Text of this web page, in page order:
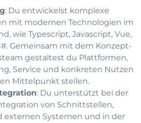
: Du entwickelst komplexe
mit modernen Technologien im
wie Typescript, Javascript, Vue,
Gemeinsam mit dem Konzept-
gestaltest du Plattformen,
Service und konkreten Nutzen
Mittelpunkt stellen.
: Du unterstützt bei der
von Schnittstellen,
externen Systemen und in der